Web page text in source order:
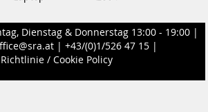
Dienstag & Donnerstag 13:00 - 19:00 |
| +43/(0)1/526 47 15 |
/ Cookie Policy